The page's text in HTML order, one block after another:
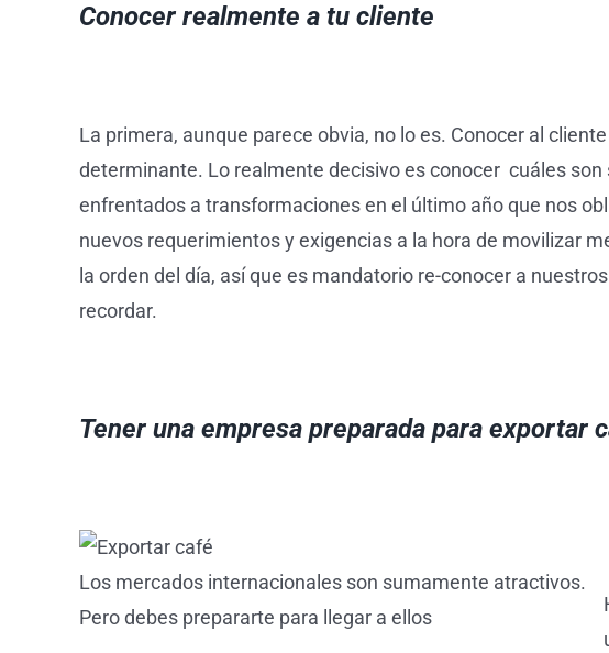
Conocer realmente a tu cliente
La primera, aunque parece obvia, no lo es. Conocer al
determinante. Lo realmente decisivo es conocer cuáles
enfrentados a transformaciones en el último año que nos
nuevos requerimientos y exigencias a la hora de movilizar
la orden del día, así que es mandatorio re-conocer a
recordar.
Tener una empresa preparada para exportar
Los mercados internacionales son sumamente atractivos.
Pero debes prepararte para llegar a ellos